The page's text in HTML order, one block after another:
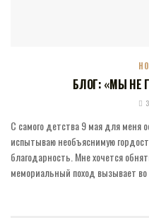
БЛОГ: «МЫ НЕ
С самого детства 9 мая для меня
испытываю необъяснимую
благодарность. Мне хочется
мемориальный поход вызывает во